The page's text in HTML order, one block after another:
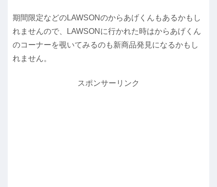
期間限定などのLAWSONのからあげくんもあるかもし
れませんので、LAWSONに行かれた時はからあげくん
のコーナーを覗いてみるのも新商品発見になるかもし
れません。
スポンサーリンク